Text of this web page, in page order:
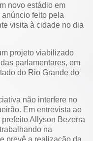
novo estádio em
feito pela
visita à cidade no dia
projeto viabilizado
parlamentares, em
do Rio Grande do
não interfere no
Em entrevista ao
Allyson Bezerra
na